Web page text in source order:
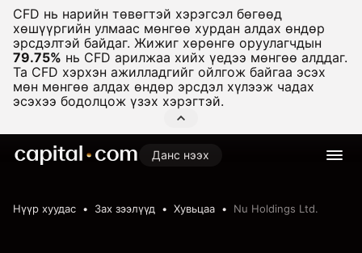
CFD нь нарийн төвөгтэй хэрэгсэл бөгөөд
хөшүүргийн улмаас мөнгөө хурдан алдах өндөр
эрсдэлтэй байдаг. Жижиг хөрөнгө оруулагчдын
79.75% нь CFD арилжаа хийх үедээ мөнгөө алддаг.
Та CFD хэрхэн ажилладгийг ойлгож байгаа эсэх
мөн мөнгөө алдах өндөр эрсдэл хүлээж чадах
эсэхээ бодолцож үзэх хэрэгтэй.
Данс нээх
Нүүр хуудас Зах зээлүүд Хувьцаа Nu Holdings Ltd.